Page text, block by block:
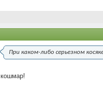
При каком-либо серьезном
кошмар!